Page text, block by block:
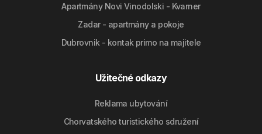
Apartmány Novi Vinodolski - Kvarner
Zadar - apartmány a pokoje
Dubrovnik - kontak primo na majitele
Užitečné odkazy
Reklama ubytování
Chorvatského turistického sdružení